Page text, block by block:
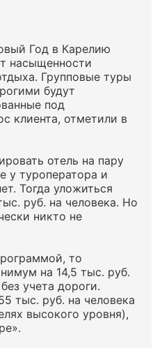
Год в Карелию
насыщенности
Групповые туры
будут
под
клиента, отметили в
отель на пару
у туроператора и
Тогда уложиться
руб. на человека. Но
никто не
то
на 14,5 тыс. руб.
учета дороги.
тыс. руб. на человека
высокого уровня),